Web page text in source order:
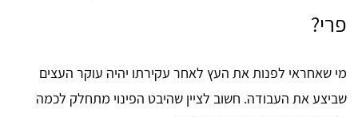
פרי?
מי שאחראי לפנות את העץ לאחר עקירתו יהיה עוקר העצים
שביצע את העבודה. חשוב לציין שהיבט הפינוי מתחלק לכמה